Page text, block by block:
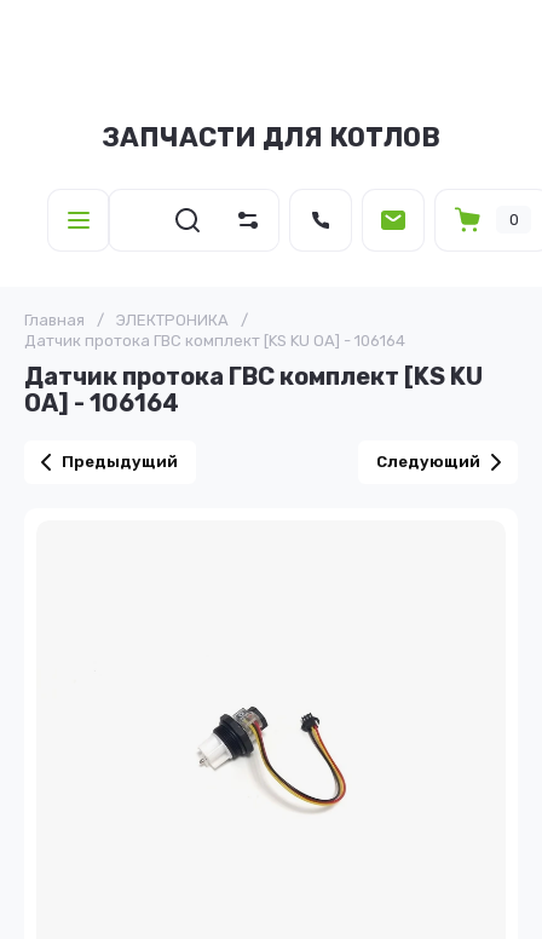
ЗАПЧАСТИ ДЛЯ КОТЛОВ
0
Главная / ЭЛЕКТРОНИКА
/
Датчик протока ГВС комплект [KS KU OA] - 106164
Датчик протока ГВС комплект [KS KU
OA] - 106164
Предыдущий Следующий